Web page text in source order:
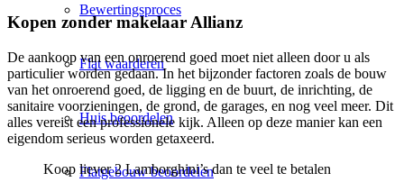
Bewertingsproces
Flat waarderen
Huis beoordelen
Flatgebouw beoordelen
Kopen zonder makelaar Allianz
De aankoop van een onroerend goed moet niet alleen door u als
particulier worden gedaan. In het bijzonder factoren zoals de bouw
van het onroerend goed, de ligging en de buurt, de inrichting, de
sanitaire voorzieningen, de grond, de garages, en nog veel meer. Dit
alles vereist een professionele kijk. Alleen op deze manier kan een
eigendom serieus worden getaxeerd.
Koop liever 2 Lamborghini’s dan te veel te betalen